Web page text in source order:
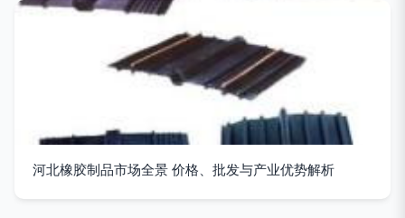
河北橡胶制品市场全景 价格、批发与产业优势解析